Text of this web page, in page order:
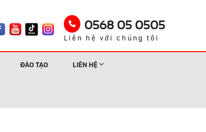
0568 05 0505
Liên hệ với chúng tôi
ĐÀO TẠO LIÊN HỆ